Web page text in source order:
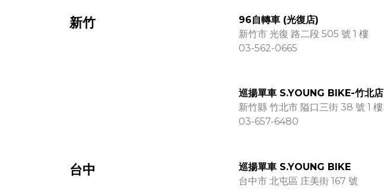
新竹
96自轉車 (光復店)
新竹市 光復 路二段 505 號 1 樓
03-562-0665
巡揚單車 S.YOUNG BIKE-竹北店
新竹縣 竹北市 隘口三街 38 號 1 樓
03-657-6480
台中
巡揚單車 S.YOUNG BIKE
台中市 北屯區 庄美街 167 號